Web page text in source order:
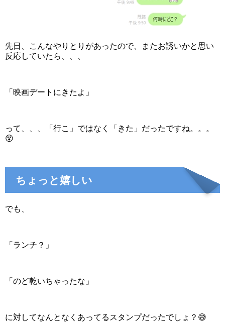
先日、こんなやりとりがあったので、またお誘いかと思い
反応していたら、、、
「映画デートにきたよ」
って、、、「行こ」ではなく「きた」だったですね。。。
😵
ちょっと嬉しい
でも、
「ランチ？」
「のど乾いちゃったな」
に対してなんとなくあってるスタンプだったでしょ？😅